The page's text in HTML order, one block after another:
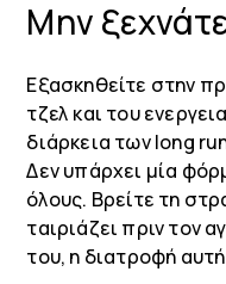
Μην
Εξασκηθείτε στην
τζελ και του
διάρκεια των long
Δεν υπάρχει μία
όλους. Βρείτε τη
ταιριάζει πριν τον
του, η διατροφή αυτή